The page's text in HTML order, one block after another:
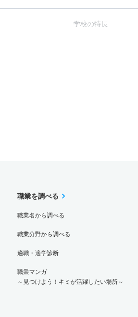
学校の特長
職業を調べる
職業名から調べる
職業分野から調べる
適職・適学診断
職業マンガ
～見つけよう！キミが活躍したい場所～